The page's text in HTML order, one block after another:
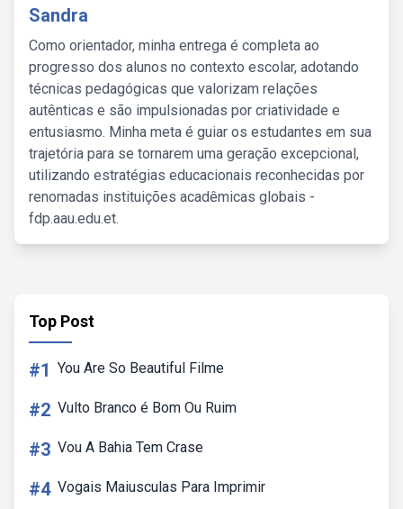
Sandra
Como orientador, minha entrega é completa ao
progresso dos alunos no contexto escolar, adotando
técnicas pedagógicas que valorizam relações
autênticas e são impulsionadas por criatividade e
entusiasmo. Minha meta é guiar os estudantes em sua
trajetória para se tornarem uma geração excepcional,
utilizando estratégias educacionais reconhecidas por
renomadas instituições acadêmicas globais -
fdp.aau.edu.et.
Top Post
#1 You Are So Beautiful Filme
#2 Vulto Branco é Bom Ou Ruim
#3 Vou A Bahia Tem Crase
#4 Vogais Maiusculas Para Imprimir